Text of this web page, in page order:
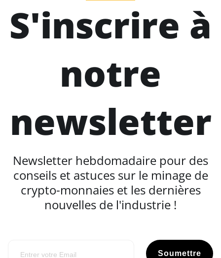
S'inscrire à
notre
newsletter
Newsletter hebdomadaire pour des
conseils et astuces sur le minage de
crypto-monnaies et les dernières
nouvelles de l'industrie !
Soumettre